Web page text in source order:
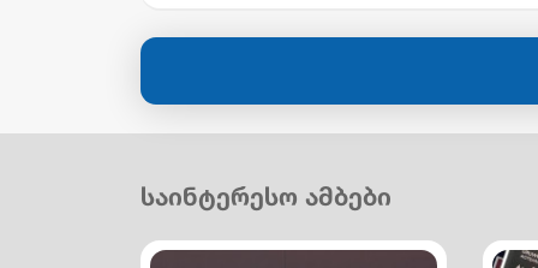
საინტერესო ამბები